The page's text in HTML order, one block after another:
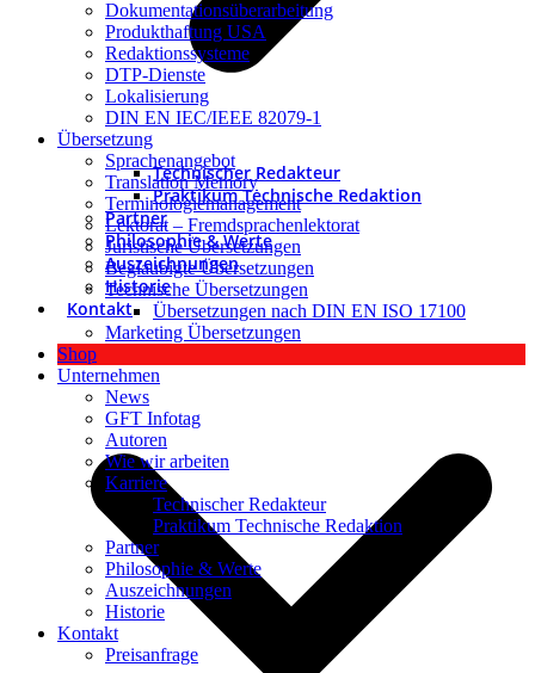
Technischer Redakteur
Praktikum Technische Redaktion
Partner
Philosophie & Werte
Auszeichnungen
Historie
Kontakt
Dokumentationsüberarbeitung
Produkthaftung USA
Redaktionssysteme
DTP-Dienste
Lokalisierung
DIN EN IEC/IEEE 82079-1
Übersetzung
Sprachenangebot
Translation Memory
Terminologiemanagement
Lektorat – Fremdsprachenlektorat
Juristische Übersetzungen
Beglaubigte Übersetzungen
Technische Übersetzungen
Übersetzungen nach DIN EN ISO 17100
Marketing Übersetzungen
Shop
Unternehmen
News
GFT Infotag
Autoren
Wie wir arbeiten
Karriere
Technischer Redakteur
Praktikum Technische Redaktion
Partner
Philosophie & Werte
Auszeichnungen
Historie
Kontakt
Preisanfrage